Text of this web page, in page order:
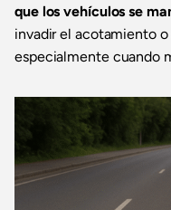
que los vehículos se
invadir el acotamiento
especialmente cuando